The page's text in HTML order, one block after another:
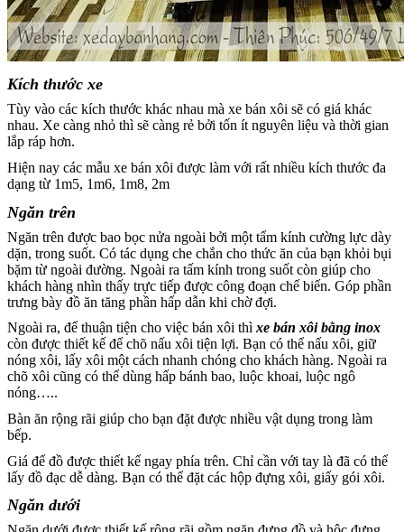
Kích thước xe
Tùy vào các kích thước khác nhau mà xe bán xôi sẽ có giá khác
nhau. Xe càng nhỏ thì sẽ càng rẻ bởi tốn ít nguyên liệu và thời gian
lắp ráp hơn.
Hiện nay các mẫu xe bán xôi được làm với rất nhiều kích thước đa
dạng từ 1m5, 1m6, 1m8, 2m
Ngăn trên
Ngăn trên được bao bọc nửa ngoài bởi một tấm kính cường lực dày
dặn, trong suốt. Có tác dụng che chắn cho thức ăn của bạn khỏi bụi
bặm từ ngoài đường. Ngoài ra tấm kính trong suốt còn giúp cho
khách hàng nhìn thấy trực tiếp được công đoạn chế biến. Góp phần
trưng bày đồ ăn tăng phần hấp dẫn khi chờ đợi.
Ngoài ra, để thuận tiện cho việc bán xôi thì xe bán xôi bằng inox
còn được thiết kế để chõ nấu xôi tiện lợi. Bạn có thể nấu xôi, giữ
nóng xôi, lấy xôi một cách nhanh chóng cho khách hàng. Ngoài ra
chõ xôi cũng có thể dùng hấp bánh bao, luộc khoai, luộc ngô
nóng…..
Bàn ăn rộng rãi giúp cho bạn đặt được nhiều vật dụng trong làm
bếp.
Giá để đồ được thiết kế ngay phía trên. Chỉ cần với tay là đã có thể
lấy đồ đạc dễ dàng. Bạn có thể đặt các hộp đựng xôi, giấy gói xôi.
Ngăn dưới